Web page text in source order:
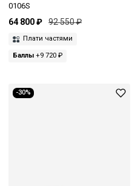
0106S
64 800 ₽ 92 550 ₽
Плати частями
Баллы +9 720 ₽
-30%